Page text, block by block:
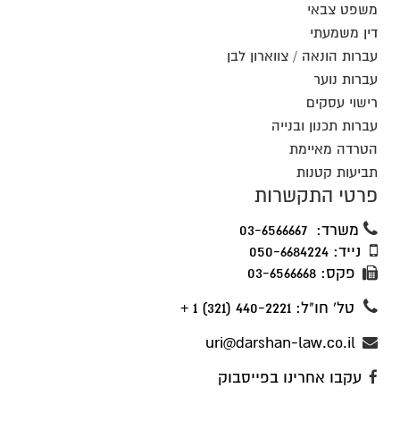
עברות הונאה / צווארון לבן
עברות נוער
רישוי עסקים
עברות תכנון ובנייה
הטרדה מאיימת
תביעות קטנות
פרטי התקשרות
משרד: 03-6566667
נייד: 050-6684224
פקס: 03-6566668
טל' חו"ל: 440-2221 (321) 1 +
uri@darshan-law.co.il
כתובתינו: אודם 11, פתח תקווה